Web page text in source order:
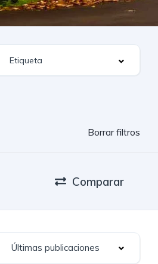
Borrar filtros
Comparar
Últimas publicaciones